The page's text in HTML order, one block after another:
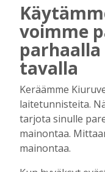
AIEMMIN AIHEESTA
Aku
voimme
tavalla
Keräämme
laitetunnisteita.
tarjota sinulle
mainontaa.
mainontaa.